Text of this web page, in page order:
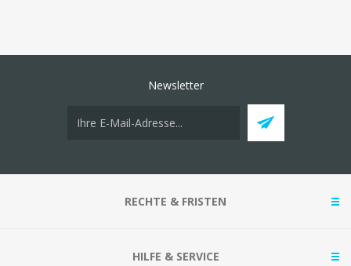
Newsletter
RECHTE & FRISTEN
HILFE & SERVICE